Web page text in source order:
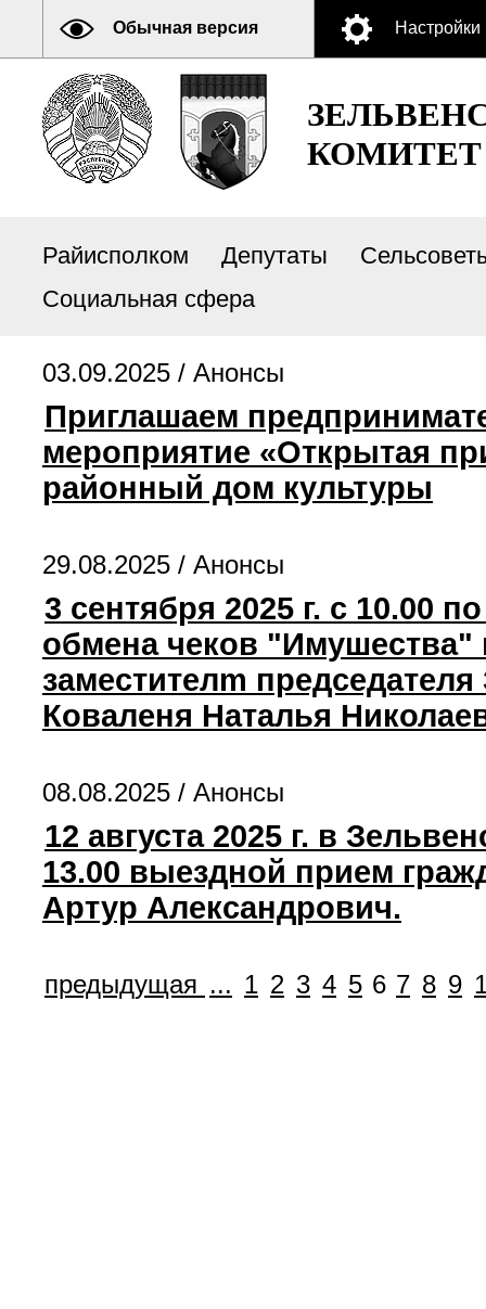
Обычная версия Настройки
КОМИТЕТ
Райисполком Депутаты
Социальная сфера
03.09.2025 / Анонсы
Приглашаем
мероприятие «Открытая
районный дом культуры
29.08.2025 / Анонсы
3 сентября 2025 г. с 10.00
обмена чеков "Имушества"
заместителm
Коваленя Наталья
08.08.2025 / Анонсы
12 августа 2025 г. в
13.00 выездной прием
Артур Александрович.
предыдущая ... 1 2 3 4 5 6 7 8 9